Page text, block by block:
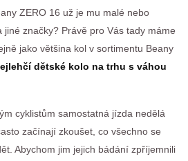
ZERO 16 už je mu malé nebo
značky? Právě pro Vás tady máme
jako většina kol v sortimentu Beany
dětské kolo na trhu s váhou
cyklistům samostatná jízda nedělá
začínají zkoušet, co všechno se
Abychom jim jejich bádání zpříjemnili